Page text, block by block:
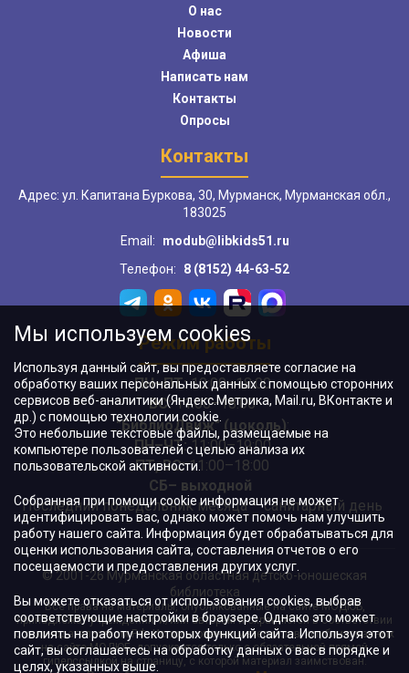
О нас
Новости
Афиша
Написать нам
Контакты
Опросы
Контакты
Адрес: ул. Капитана Буркова, 30, Мурманск, Мурманская обл.,
183025
Email:
modub@libkids51.ru
Телефон:
8 (8152) 44-63-52
Режим работы
ПН–ПТ:10:00–18:00
ВС:11:00–18:00
"БиблиоДвиж" (цоколь):
ПН–ЧТ:11:00–19:00
ПТ, ВС:11:00–18:00
СБ– выходной
Последний понедельник месяца – санитарный день
© 2001-26 Мурманская областная детско-юношеская
библиотека
Все права на материалы, опубликованные на сайте МОДЮБ,
принадлежат учреждению и/или авторам и охраняются в соответствии
с законодательством РФ. Использование материалов, опубликованных
на сайте МОДЮБ, допускается только с обязательной прямой
гиперссылкой на страницу, с которой материал заимствован.
Мы используем cookies
Используя данный сайт, вы предоставляете согласие на
обработку ваших персональных данных с помощью сторонних
сервисов веб-аналитики (Яндекс.Метрика, Mail.ru, ВКонтакте и
др.) с помощью технологии cookie.
Это небольшие текстовые файлы, размещаемые на
компьютере пользователей с целью анализа их
пользовательской активности.
Собранная при помощи cookie информация не может
идентифицировать вас, однако может помочь нам улучшить
работу нашего сайта. Информация будет обрабатываться для
оценки использования сайта, составления отчетов о его
посещаемости и предоставления других услуг.
Вы можете отказаться от использования cookies, выбрав
соответствующие настройки в браузере. Однако это может
повлиять на работу некоторых функций сайта. Используя этот
сайт, вы соглашаетесь на обработку данных о вас в порядке и
целях, указанных выше.